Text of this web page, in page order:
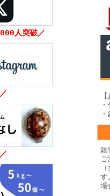
人突破／
銀
ご
場